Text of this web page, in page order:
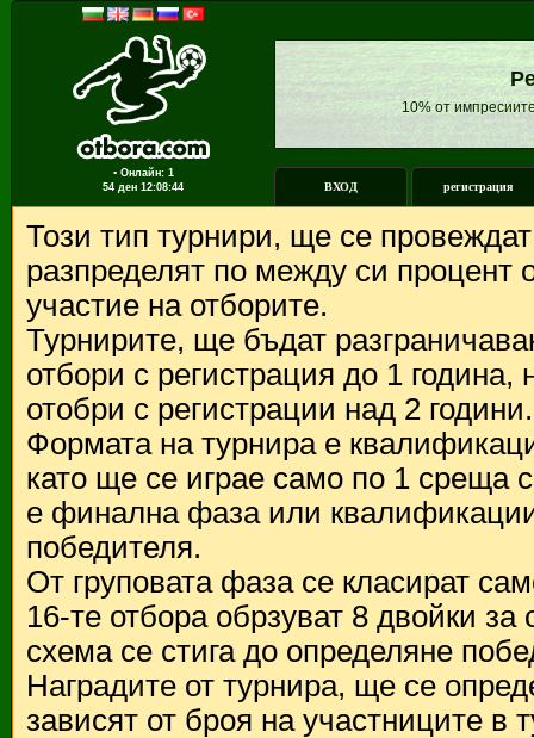
▪ Онлайн: 1
54 ден 12:08:44
10% от
ВХОД регистрация
Този тип турнири, ще се
разпределят по между си процент
участие на отборите.
Турнирите, ще бъдат
отбори с регистрация до 1
отобри с регистрации над 2 години.
Формата на турнира е
като ще се играе само по 1 среща
е финална фаза или
победителя.
От груповата фаза се класират
16-те отбора обрзуват 8 двойки
схема се стига до определяне
Наградите от турнира, ще се
зависят от броя на участниците в